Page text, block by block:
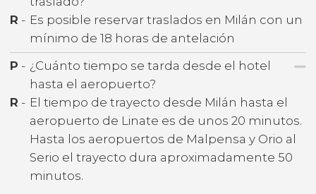
R - Es posible reservar traslados en Milán con un
mínimo de 18 horas de antelación
P - ¿Cuánto tiempo se tarda desde el hotel
hasta el aeropuerto?
R - El tiempo de trayecto desde Milán hasta el
aeropuerto de Linate es de unos 20 minutos.
Hasta los aeropuertos de Malpensa y Orio al
Serio el trayecto dura aproximadamente 50
minutos.